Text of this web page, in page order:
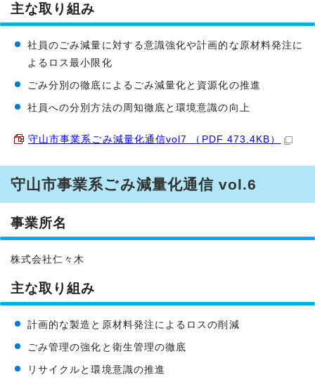
主な取り組み
社員のごみ減量に対する意識強化や計画的な原材料発注に
よるロス最小限化
ごみ分別の徹底によるごみ減量化と資源化の推進
社員への分別方法の周知徹底と環境意識の向上
守山市事業系ごみ減量化通信vol7 （PDF 473.4KB）
守山市事業系ごみ減量化通信 vol.6
事業所名
株式会社仁々木
主な取り組み
計画的な製造と原材料発注によるロスの削減
ごみ管理の強化と衛生管理の徹底
リサイクルと環境意識の推進